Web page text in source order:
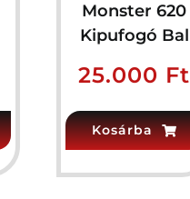
Monster 620
Kipufogó Bal
25.000 Ft
Kosárba